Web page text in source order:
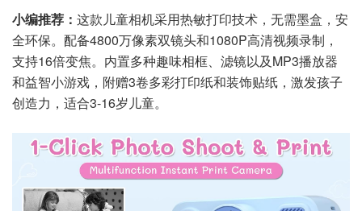
小编推荐： 这款儿童相机采用热敏打印技术，无需墨盒，安
全环保。配备4800万像素双镜头和1080P高清视频录制，
支持16倍变焦。内置多种趣味相框、滤镜以及MP3播放器
和益智小游戏，附赠3卷多彩打印纸和装饰贴纸，激发孩子
创造力，适合3-16岁儿童。